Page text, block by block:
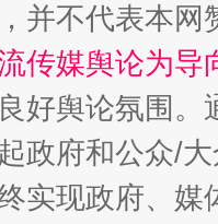
并不代表本
传媒舆论为导
好舆论氛围
政府和公众/
实现政府、